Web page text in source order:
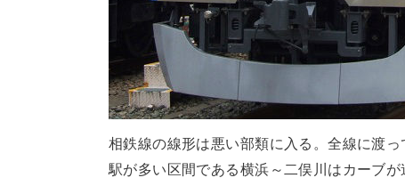
相鉄線の線形は悪い部類に入る。全線に渡
駅が多い区間である横浜～二俣川はカーブ